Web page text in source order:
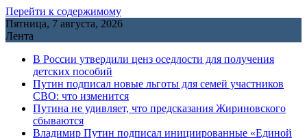
Перейти к содержимому
Пятница, 7 августа, 2026
Лента
В России утвердили ценз оседлости для получения
детских пособий
Путин подписал новые льготы для семей участников
СВО: что изменится
Путина не удивляет, что предсказания Жириновского
сбываются
Владимир Путин подписал инициированные «Единой